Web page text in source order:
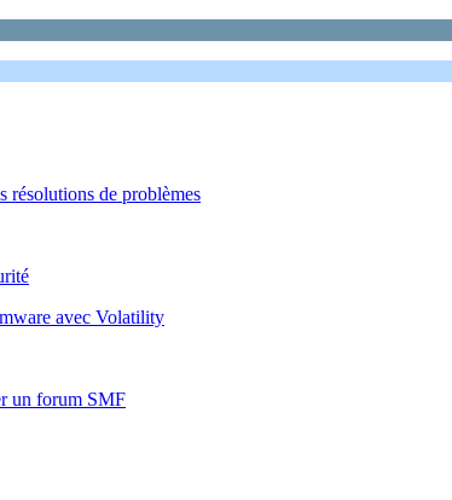
résolutions de problèmes
avec Volatility
un forum SMF